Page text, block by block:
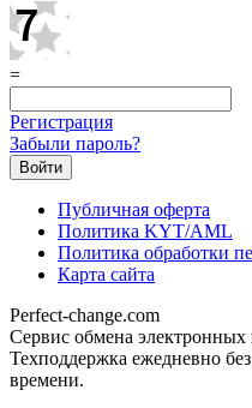
=
Регистрация
Забыли пароль?
Публичная оферта
Политика KYT/AML
Политика обработки
Карта сайта
Perfect-change.com
Сервис обмена электронных
Техподдержка ежедневно
времени.